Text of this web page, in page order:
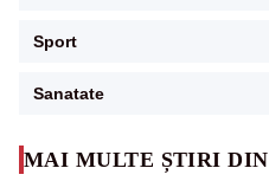
MAI MULTE ȘTIRI DIN
Sport
Sanatate